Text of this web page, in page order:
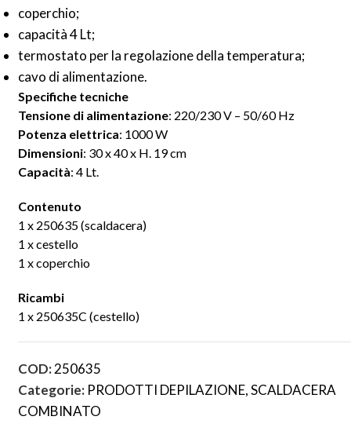
coperchio;
capacità 4 Lt;
termostato per la regolazione della temperatura;
cavo di alimentazione.
Specifiche tecniche
Tensione di alimentazione: 220/230 V – 50/60 Hz
Potenza elettrica: 1000 W
Dimensioni: 30 x 40 x H. 19 cm
Capacità: 4 Lt.
Contenuto
1 x 250635 (scaldacera)
1 x cestello
1 x coperchio
Ricambi
1 x 250635C (cestello)
COD:250635
Categorie: PRODOTTI DEPILAZIONE,SCALDACERA
COMBINATO